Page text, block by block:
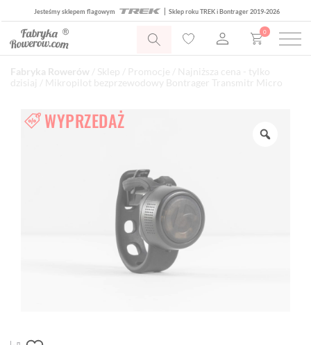
Jesteśmy sklepem flagowym Sklep roku TREK i Bontrager 2019-2026
0
Fabryka Rowerów Sklep Promocje
Najniższa cena - tylko
dzisiaj
/ Mikropilot bezprzewodowy Bontrager Transmitr Micro
WYPRZEDAŻ